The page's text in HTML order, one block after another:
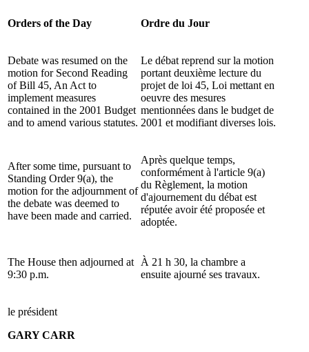
Orders of the Day Ordre du Jour
Debate was resumed on the
motion for Second Reading
of Bill 45, An Act to
implement measures
contained in the 2001 Budget
and to amend various statutes.
Le débat reprend sur la motion
portant deuxième lecture du
projet de loi 45, Loi mettant en
oeuvre des mesures
mentionnées dans le budget de
2001 et modifiant diverses lois.
After some time, pursuant to
Standing Order 9(a), the
motion for the adjournment of
the debate was deemed to
have been made and carried.
Après quelque temps,
conformément à l'article 9(a)
du Règlement, la motion
d'ajournement du débat est
réputée avoir été proposée et
adoptée.
The House then adjourned at
9:30 p.m.
À 21 h 30, la chambre a
ensuite ajourné ses travaux.
le président
GARY CARR